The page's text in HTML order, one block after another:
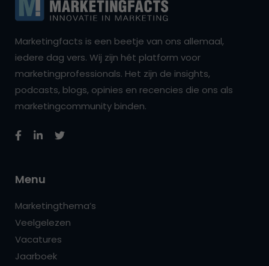
Marketingfacts is een beetje van ons allemaal,
iedere dag vers. Wij zijn hét platform voor
marketingprofessionals. Het zijn de insights,
podcasts, blogs, opinies en recencies die ons als
marketingcommunity binden.
Menu
Marketingthema’s
Veelgelezen
Vacatures
Jaarboek